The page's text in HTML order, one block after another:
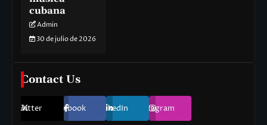
cubana
Admin
30 de julio de 2026
Contact Us
Twitter Facebook LinkedIn Instagram